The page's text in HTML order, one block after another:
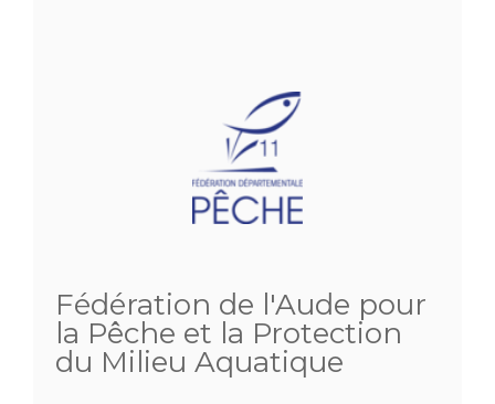
Fédération de l'Aude pour
la Pêche et la Protection
du Milieu Aquatique